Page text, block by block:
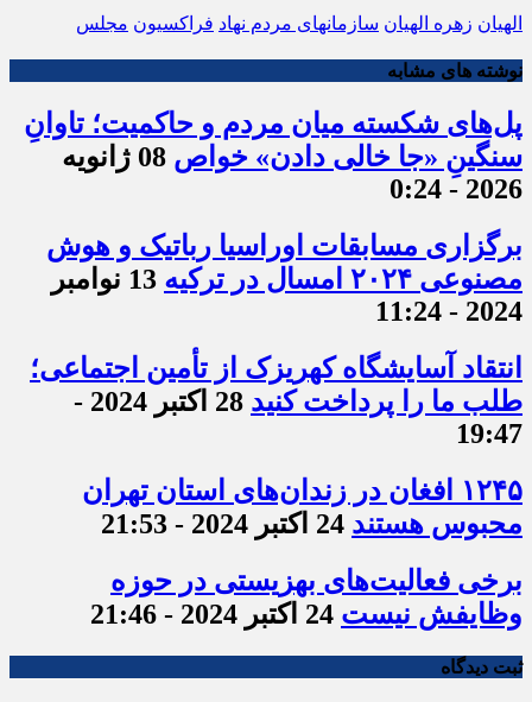
الهیان زهره الهیان سازمانهای مردم نهاد فراکسیون مجلس
نوشته های مشابه
پل‌های شکسته میان مردم و حاکمیت؛ تاوانِ
سنگینِ «جا خالی دادن» خواص
08 ژانویه
2026 - 0:24
برگزاری مسابقات اوراسیا رباتیک و هوش
مصنوعی ۲۰۲۴ امسال در ترکیه
13 نوامبر
2024 - 11:24
انتقاد آسایشگاه کهریزک از تأمین اجتماعی؛
طلب ما را پرداخت کنید
28 اکتبر 2024 -
19:47
۱۲۴۵ افغان در زندان‌های استان تهران
محبوس هستند 24 اکتبر 2024 - 21:53
برخی فعالیت‌های بهزیستی در حوزه
وظایفش نیست 24 اکتبر 2024 - 21:46
ثبت دیدگاه